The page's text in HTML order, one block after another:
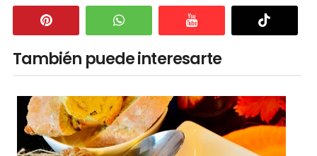
También puede interesarte